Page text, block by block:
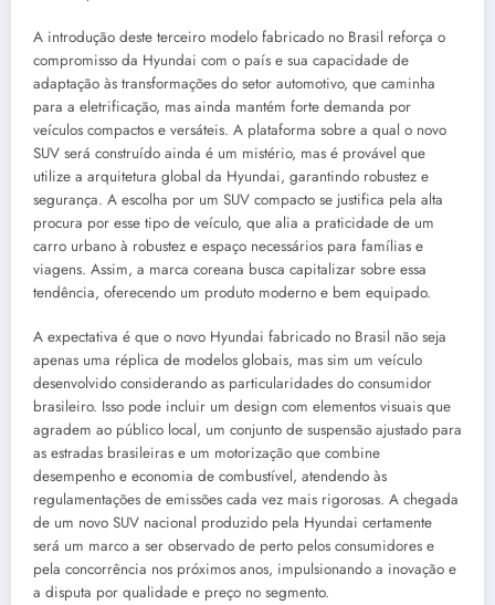
A introdução deste terceiro modelo fabricado no Brasil reforça o
compromisso da Hyundai com o país e sua capacidade de
adaptação às transformações do setor automotivo, que caminha
para a eletrificação, mas ainda mantém forte demanda por
veículos compactos e versáteis. A plataforma sobre a qual o novo
SUV será construído ainda é um mistério, mas é provável que
utilize a arquitetura global da Hyundai, garantindo robustez e
segurança. A escolha por um SUV compacto se justifica pela alta
procura por esse tipo de veículo, que alia a praticidade de um
carro urbano à robustez e espaço necessários para famílias e
viagens. Assim, a marca coreana busca capitalizar sobre essa
tendência, oferecendo um produto moderno e bem equipado.
A expectativa é que o novo Hyundai fabricado no Brasil não seja
apenas uma réplica de modelos globais, mas sim um veículo
desenvolvido considerando as particularidades do consumidor
brasileiro. Isso pode incluir um design com elementos visuais que
agradem ao público local, um conjunto de suspensão ajustado para
as estradas brasileiras e um motorização que combine
desempenho e economia de combustível, atendendo às
regulamentações de emissões cada vez mais rigorosas. A chegada
de um novo SUV nacional produzido pela Hyundai certamente
será um marco a ser observado de perto pelos consumidores e
pela concorrência nos próximos anos, impulsionando a inovação e
a disputa por qualidade e preço no segmento.